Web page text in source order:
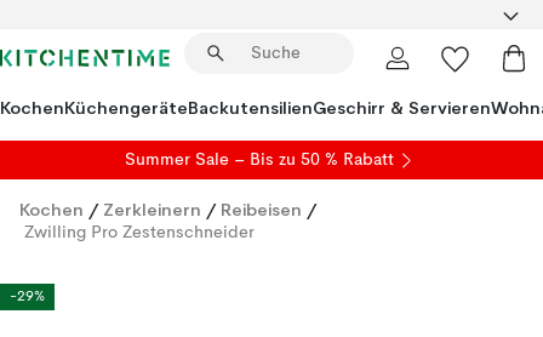
KochenKüchengeräteBackutensilienGeschirr & Servieren
Summer Sale – Bis zu 50 % Rabatt
Kochen / Zerkleinern / Reibeisen /
Zwilling Pro Zestenschneider
-29%